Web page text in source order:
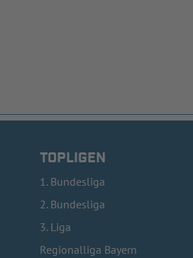
TOPLIGEN
1. Bundesliga
2. Bundesliga
3. Liga
Regionalliga Bayern